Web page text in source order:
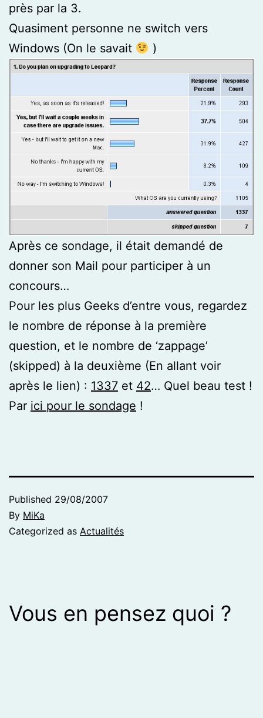
près par la 3.
Quasiment personne ne switch vers
Windows (On le savait
)
Après ce sondage, il était demandé de
donner son Mail pour participer à un
concours…
Pour les plus Geeks d’entre vous, regardez
le nombre de réponse à la première
question, et le nombre de ‘zappage’
(skipped) à la deuxième (En allant voir
après le lien) : 1337 et 42… Quel beau test !
Par ici pour le sondage !
Published 29/08/2007
By MiKa
Categorized as Actualités
Vous en pensez quoi ?